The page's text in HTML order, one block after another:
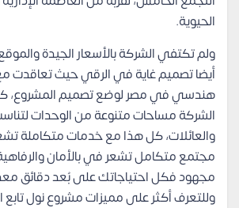
الحيوية.
ولم تكتفي الشركة بالأسعار الجيدة
أيضا تصميم غاية في الرقي حيث تعاقدت
هندسي في مصر لوضع تصميم المشروع،
الشركة مساحات متنوعة من الوحدات
والعائلات، كل هذا مع خدمات متكاملة
مجتمع متكامل تشعر في بالأمان
مجهود فكل احتياجاتك على بُعد دقائق
وللتعرف أكثر على مميزات مشروع نول تابع